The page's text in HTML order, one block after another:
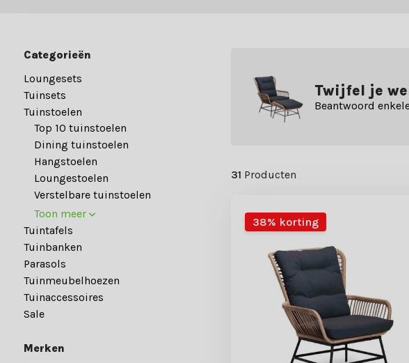
Categorieën
Loungesets
Tuinsets
Tuinstoelen
Top 10 tuinstoelen
Dining tuinstoelen
Hangstoelen
Loungestoelen
Verstelbare tuinstoelen
Toon meer
Tuintafels
Tuinbanken
Parasols
Tuinmeubelhoezen
Tuinaccessoires
Sale
Merken
Twijfel je
Beantwoord
31 Producten
38% korting